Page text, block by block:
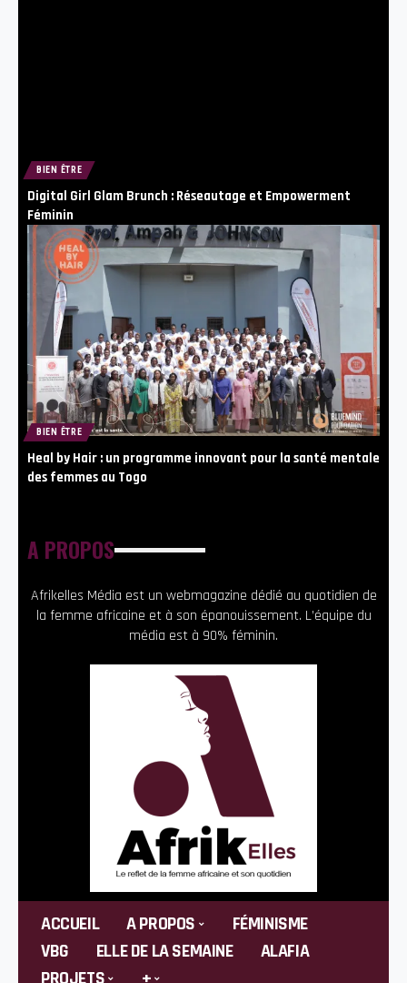
BIEN ÊTRE
Digital Girl Glam Brunch : Réseautage et Empowerment
Féminin
BIEN ÊTRE
Heal by Hair : un programme innovant pour la santé mentale
des femmes au Togo
A PROPOS
Afrikelles Média est un webmagazine dédié au quotidien de
la femme africaine et à son épanouissement. L’équipe du
média est à 90% féminin.
ACCUEIL A PROPOS
FÉMINISME
VBG
ELLE DE LA SEMAINE
ALAFIA